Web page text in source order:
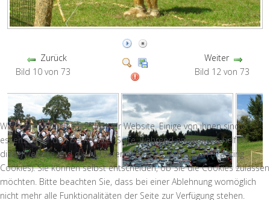
Zurück
Bild 10 von 73
Weiter
Bild 12 von 73
Wir nutzen Cookies auf unserer Website. Einige von ihnen sind
essenziell für den Betrieb der Seite, während andere uns helfen,
diese Website und die Nutzererfahrung zu verbessern (Tracking
Cookies). Sie können selbst entscheiden, ob Sie die Cookies zulassen
möchten. Bitte beachten Sie, dass bei einer Ablehnung womöglich
nicht mehr alle Funktionalitäten der Seite zur Verfügung stehen.